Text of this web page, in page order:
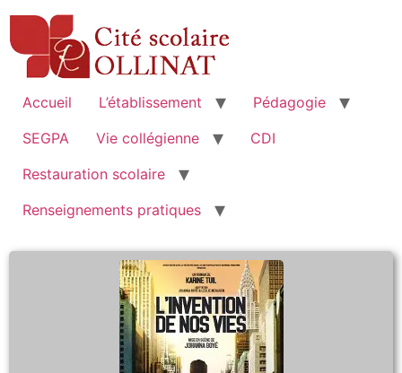
Accueil L’établissement
Pédagogie
SEGPA
Vie collégienne
CDI
Restauration scolaire
Renseignements pratiques